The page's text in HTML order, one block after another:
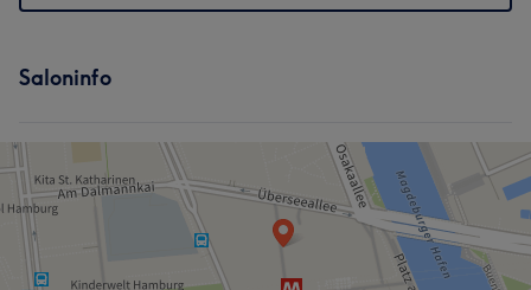
Saloninfo